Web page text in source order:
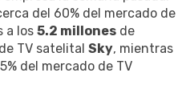
del 60% del mercado de
a los 5.2 millones de
TV satelital Sky, mientras
del mercado de TV